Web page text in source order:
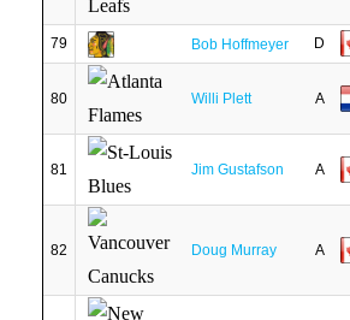
79 Bob Hoffmeyer D
80 Willi Plett A
81 Jim Gustafson A
82 Doug Murray A